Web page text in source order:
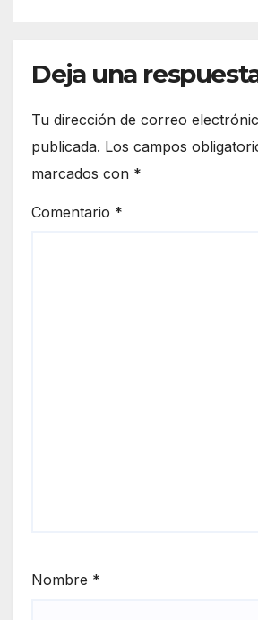
Deja una
Tu dirección de correo
publicada. Los campos
marcados con *
Comentario *
Nombre *